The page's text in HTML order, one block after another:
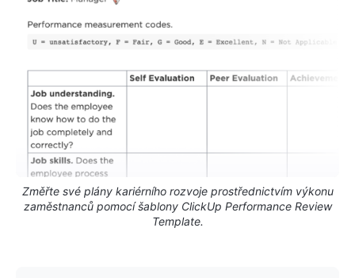
Změřte své plány kariérního rozvoje prostřednictvím výkonu
zaměstnanců pomocí šablony ClickUp Performance Review
Template.